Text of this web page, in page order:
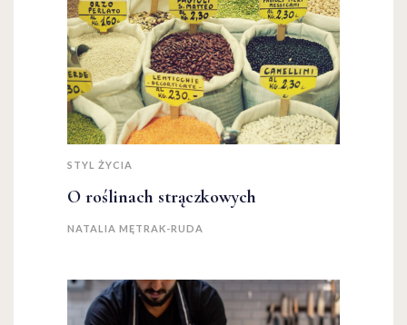
STYL ŻYCIA
O roślinach strączkowych
NATALIA MĘTRAK-RUDA